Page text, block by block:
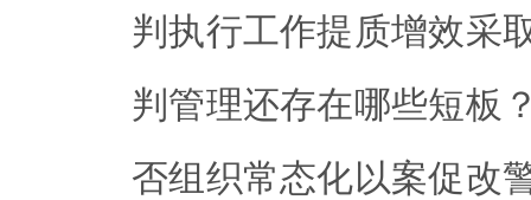
判执行工作提质增效采
判管理还存在哪些短板
否组织常态化以案促改